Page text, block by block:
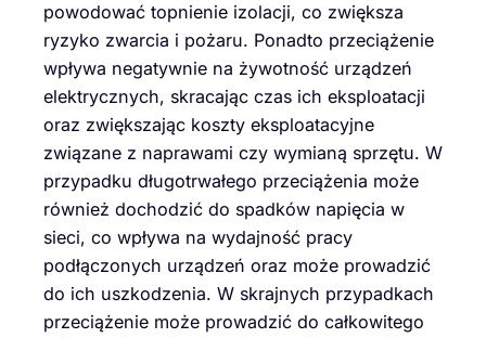
powodować topnienie izolacji, co zwiększa
ryzyko zwarcia i pożaru. Ponadto przeciążenie
wpływa negatywnie na żywotność urządzeń
elektrycznych, skracając czas ich eksploatacji
oraz zwiększając koszty eksploatacyjne
związane z naprawami czy wymianą sprzętu. W
przypadku długotrwałego przeciążenia może
również dochodzić do spadków napięcia w
sieci, co wpływa na wydajność pracy
podłączonych urządzeń oraz może prowadzić
do ich uszkodzenia. W skrajnych przypadkach
przeciążenie może prowadzić do całkowitego